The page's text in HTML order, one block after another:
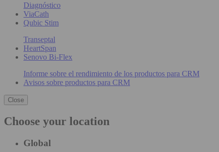
Diagnóstico
ViaCath
Qubic Stim
Transeptal
HeartSpan
Senovo Bi-Flex
Informe sobre el rendimiento de los productos para CRM
Avisos sobre productos para CRM
Close
Choose your location
Global